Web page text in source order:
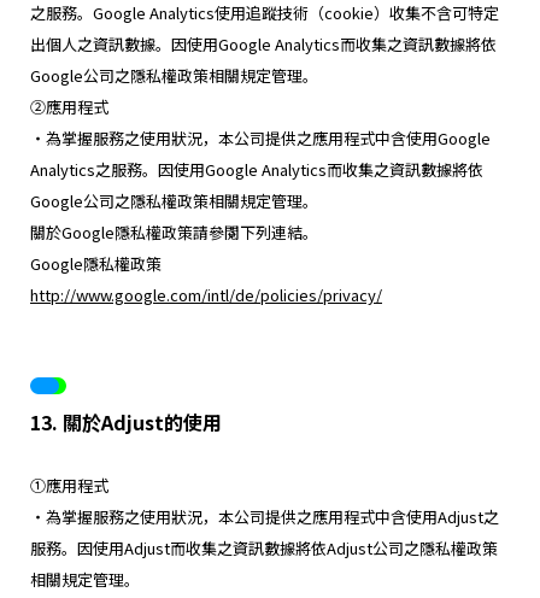
之服務。Google Analytics使用追蹤技術（cookie）收集不含可特定
出個人之資訊數據。因使用Google Analytics而收集之資訊數據將依
Google公司之隱私權政策相關規定管理。
②應用程式
・為掌握服務之使用狀況，本公司提供之應用程式中含使用Google
Analytics之服務。因使用Google Analytics而收集之資訊數據將依
Google公司之隱私權政策相關規定管理。
關於Google隱私權政策請參閱下列連結。
Google隱私權政策
http://www.google.com/intl/de/policies/privacy/
13. 關於Adjust的使用
①應用程式
・為掌握服務之使用狀況，本公司提供之應用程式中含使用Adjust之
服務。因使用Adjust而收集之資訊數據將依Adjust公司之隱私權政策
相關規定管理。